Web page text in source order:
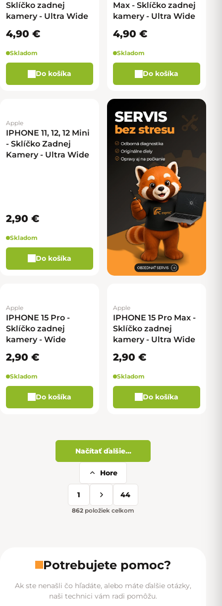
Sklíčko zadnej
kamery - Ultra Wide
4,90 €
Skladom
Do košíka
Max - Sklíčko zadnej
kamery - Ultra Wide
4,90 €
Skladom
Do košíka
Apple
IPHONE 11, 12, 12 Mini
- Sklíčko Zadnej
Kamery - Ultra Wide
2,90 €
Skladom
Do košíka
Apple
IPHONE 15 Pro -
Sklíčko zadnej
kamery - Wide
2,90 €
Skladom
Do košíka
Apple
IPHONE 15 Pro Max -
Sklíčko zadnej
kamery - Ultra Wide
2,90 €
Skladom
Do košíka
Ovládacie prvky výpisu
Načítať ďalšie...
1 44
862 položiek celkom
Hore
Potrebujete pomoc?
Ak ste nenašli čo hľadáte, alebo máte ďalšie otázky,
naši technici vám radi pomôžu.